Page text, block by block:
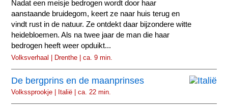
Nadat een meisje bedrogen wordt door haar
aanstaande bruidegom, keert ze naar huis terug en
vindt rust in de natuur. Ze ontdekt daar bijzondere witte
heidebloemen. Als na twee jaar de man die haar
bedrogen heeft weer opduikt...
Volksverhaal | Drenthe | ca. 9 min.
De bergprins en de maanprinses
Volkssprookje | Italië | ca. 22 min.